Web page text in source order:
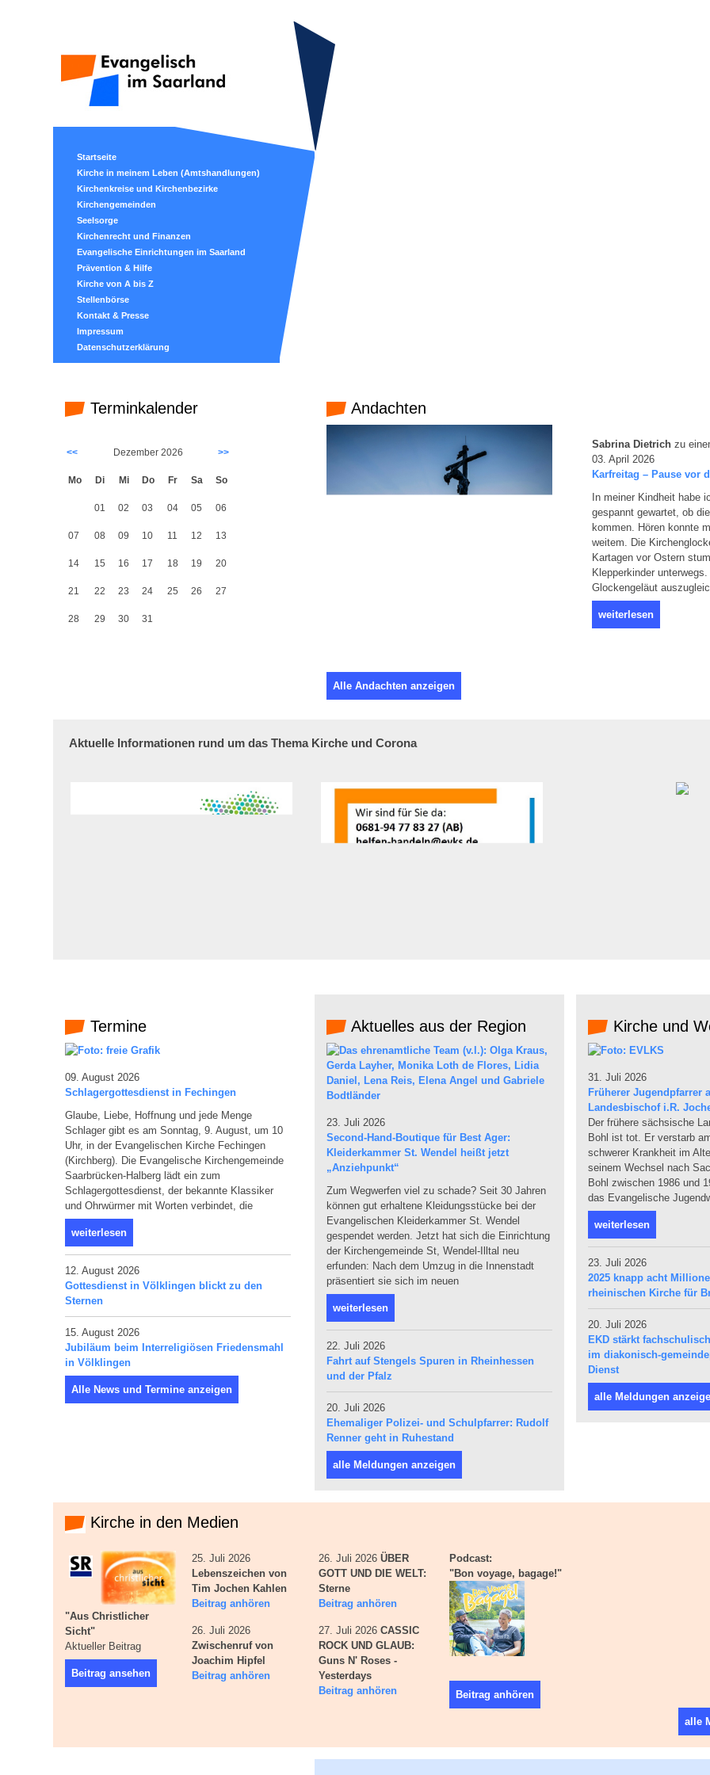
Startseite
Kirche in meinem Leben (Amtshandlungen)
Kirchenkreise und Kirchenbezirke
Kirchengemeinden
Seelsorge
Kirchenrecht und Finanzen
Evangelische Einrichtungen im Saarland
Prävention & Hilfe
Kirche von A bis Z
Stellenbörse
Kontakt & Presse
Impressum
Datenschutzerklärung
Terminkalender
<< Dezember 2026 >>
Mo Di Mi Do Fr Sa So
01 02 03 04 05 06
07 08 09 10 11 12 13
14 15 16 17 18 19 20
21 22 23 24 25 26 27
28 29 30 31
Andachten
Sabrina Dietrich zu
03. April 2026
Karfreitag – Pause vor
In meiner Kindheit habe
gespannt gewartet, ob
kommen. Hören konnte
weitem. Die
Kartagen vor Ostern
Klepperkinder
Glockengeläut
weiterlesen
Alle Andachten anzeigen
Aktuelle Informationen rund um das Thema Kirche und Corona
Termine
09. August 2026
Schlagergottesdienst in Fechingen
Glaube, Liebe, Hoffnung und jede Menge
Schlager gibt es am Sonntag, 9. August, um 10
Uhr, in der Evangelischen Kirche Fechingen
(Kirchberg). Die Evangelische Kirchengemeinde
Saarbrücken-Halberg lädt ein zum
Schlagergottesdienst, der bekannte Klassiker
und Ohrwürmer mit Worten verbindet, die
weiterlesen
12. August 2026
Gottesdienst in Völklingen blickt zu den
Sternen
15. August 2026
Jubiläum beim Interreligiösen Friedensmahl
in Völklingen
Alle News und Termine anzeigen
Aktuelles aus der Region
23. Juli 2026
Second-Hand-Boutique für Best Ager:
Kleiderkammer St. Wendel heißt jetzt
„Anziehpunkt“
Zum Wegwerfen viel zu schade? Seit 30 Jahren
können gut erhaltene Kleidungsstücke bei der
Evangelischen Kleiderkammer St. Wendel
gespendet werden. Jetzt hat sich die Einrichtung
der Kirchengemeinde St, Wendel-Illtal neu
erfunden: Nach dem Umzug in die Innenstadt
präsentiert sie sich im neuen
weiterlesen
22. Juli 2026
Fahrt auf Stengels Spuren in Rheinhessen
und der Pfalz
20. Juli 2026
Ehemaliger Polizei- und Schulpfarrer: Rudolf
Renner geht in Ruhestand
alle Meldungen anzeigen
Kirche und
31. Juli 2026
Früherer Jugendpfarrer
Landesbischof i.R.
Der frühere sächsische
Bohl ist tot. Er verstarb
schwerer Krankheit im
seinem Wechsel nach
Bohl zwischen 1986 und
das Evangelische
weiterlesen
23. Juli 2026
2025 knapp acht
rheinischen Kirche für
20. Juli 2026
EKD stärkt
im diakonisch-
Dienst
alle Meldungen
Kirche in den Medien
"Aus Christlicher
Sicht"
Aktueller Beitrag
Beitrag ansehen
25. Juli 2026
Lebenszeichen von
Tim Jochen Kahlen
Beitrag anhören
26. Juli 2026 ÜBER
GOTT UND DIE WELT:
Sterne
Beitrag anhören
26. Juli 2026
Zwischenruf von
Joachim Hipfel
Beitrag anhören
27. Juli 2026 CASSIC
ROCK UND GLAUB:
Guns N' Roses -
Yesterdays
Beitrag anhören
Podcast:
"Bon voyage, bagage!"
Beitrag anhören
alle